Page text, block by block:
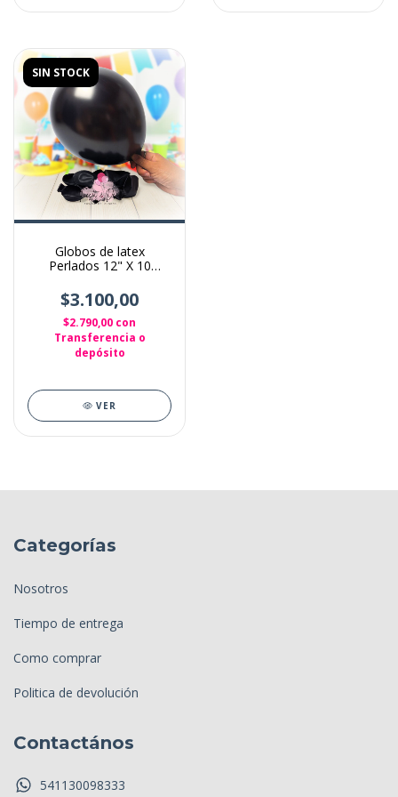
SIN STOCK
Globos de latex
Perlados 12" X 10
$3.100,00
$2.790,00 con
Transferencia o
depósito
VER
Categorías
Nosotros
Tiempo de entrega
Como comprar
Politica de devolución
Contactános
541130098333